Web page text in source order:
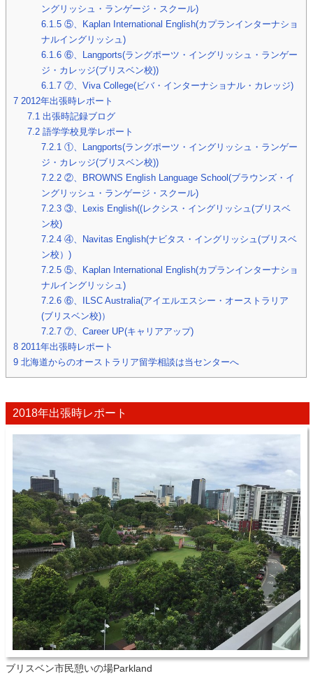
ングリッシュ・ランゲージ・スクール)
6.1.5⑤、Kaplan International English(カプランインターナショ
ナルイングリッシュ)
6.1.6⑥、Langports(ラングポーツ・イングリッシュ・ランゲー
ジ・カレッジ(ブリスベン校))
6.1.7⑦、Viva College(ビバ・インターナショナル・カレッジ)
7 2012年出張時レポート
7.1 出張時記録ブログ
7.2 語学学校見学レポート
7.2.1①、Langports(ラングポーツ・イングリッシュ・ランゲー
ジ・カレッジ(ブリスベン校))
7.2.2②、BROWNS English Language School(ブラウンズ・イ
ングリッシュ・ランゲージ・スクール)
7.2.3③、Lexis English((レクシス・イングリッシュ(ブリスベ
ン校)
7.2.4④、Navitas English(ナビタス・イングリッシュ(ブリスベ
ン校）)
7.2.5⑤、Kaplan International English(カプランインターナショ
ナルイングリッシュ)
7.2.6⑥、ILSC Australia(アイエルエスシー・オーストラリア
(ブリスベン校)）
7.2.7⑦、Career UP(キャリアアップ)
8 2011年出張時レポート
9 北海道からのオーストラリア留学相談は当センターへ
2018年出張時レポート
ブリスベン市民憩いの場Parkland